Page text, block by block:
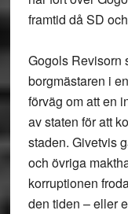
framtid då SD
Gogols Revisorn
borgmästaren i
förväg om att en
av staten för att
staden. Givetvis
och övriga
korruptionen
den tiden – eller